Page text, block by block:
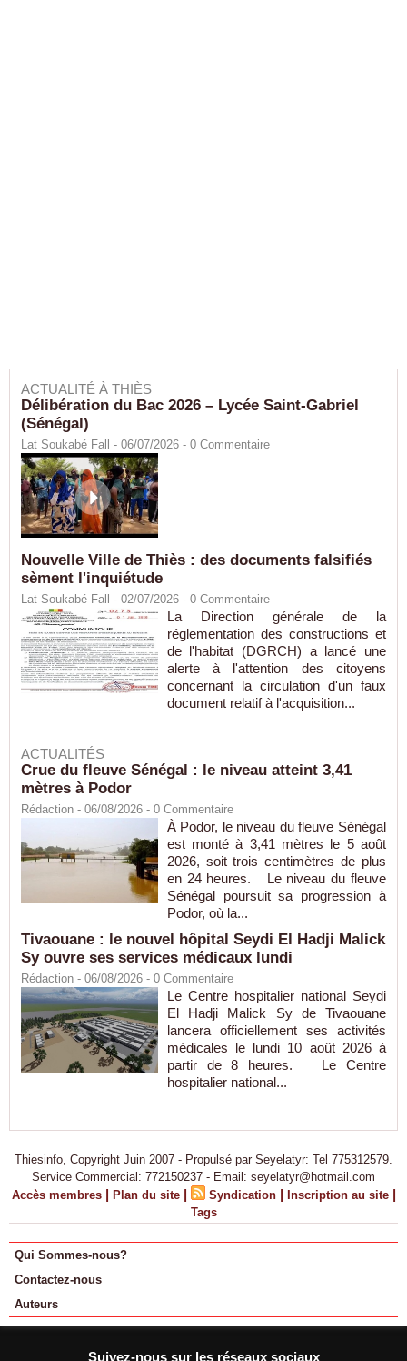
ACTUALITÉ À THIÈS
Délibération du Bac 2026 – Lycée Saint-Gabriel
(Sénégal)
Lat Soukabé Fall - 06/07/2026 - 0 Commentaire
Nouvelle Ville de Thiès : des documents falsifiés
sèment l'inquiétude
Lat Soukabé Fall - 02/07/2026 - 0 Commentaire
La Direction générale de la
réglementation des constructions et
de l'habitat (DGRCH) a lancé une
alerte à l'attention des citoyens
concernant la circulation d'un faux
document relatif à l'acquisition...
ACTUALITÉS
Crue du fleuve Sénégal : le niveau atteint 3,41
mètres à Podor
Rédaction - 06/08/2026 - 0 Commentaire
À Podor, le niveau du fleuve Sénégal
est monté à 3,41 mètres le 5 août
2026, soit trois centimètres de plus
en 24 heures. Le niveau du fleuve
Sénégal poursuit sa progression à
Podor, où la...
Tivaouane : le nouvel hôpital Seydi El Hadji Malick
Sy ouvre ses services médicaux lundi
Rédaction - 06/08/2026 - 0 Commentaire
Le Centre hospitalier national Seydi
El Hadji Malick Sy de Tivaouane
lancera officiellement ses activités
médicales le lundi 10 août 2026 à
partir de 8 heures. Le Centre
hospitalier national...
Thiesinfo, Copyright Juin 2007 - Propulsé par Seyelatyr: Tel 775312579.
Service Commercial: 772150237 - Email: seyelatyr@hotmail.com
Accès membres | Plan du site | Syndication | Inscription au site |
Tags
Qui Sommes-nous?
Contactez-nous
Auteurs
Suivez-nous sur les réseaux sociaux